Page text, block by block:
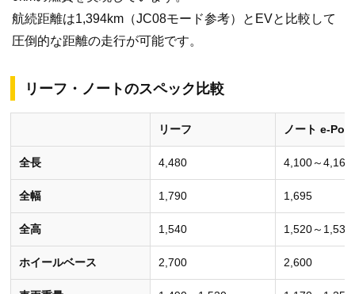
航続距離は1,394km（JC08モード参考）とEVと比較して
圧倒的な距離の走行が可能です。
リーフ・ノートのスペック比較
リーフ ノート e-
全長 4,480 4,100～4,165
全幅 1,790 1,695
全高 1,540 1,520～1,530
ホイールベース 2,700 2,600